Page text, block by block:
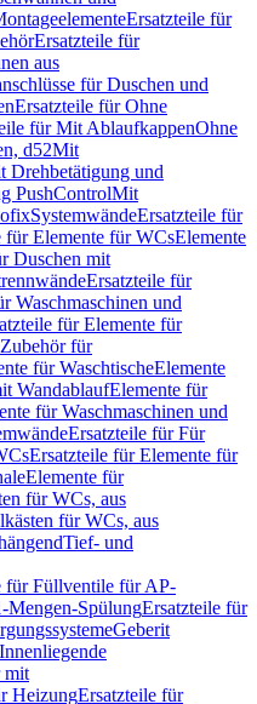
Ersatzteile für
Ersatzteile für
aus
für Duschen und
Ersatzteile für Ohne
für Mit AblaufkappenOhne
d52Mit
Drehbetätigung und
PushControlMit
SystemwändeErsatzteile für
für Elemente für WCsElemente
Duschen mit
Ersatzteile für
Waschmaschinen und
für Elemente für
Zubehör für
für WaschtischeElemente
WandablaufElemente für
für Waschmaschinen und
Ersatzteile für Für
Ersatzteile für Elemente für
Elemente für
für WCs, aus
für WCs, aus
Tief- und
für Füllventile für AP-
Mengen-SpülungErsatzteile für
Geberit
mit
HeizungErsatzteile für